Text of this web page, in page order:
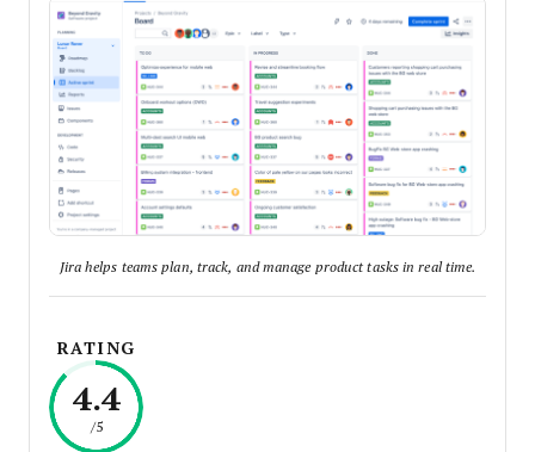
Jira helps teams plan, track, and manage product tasks in real time.
RATING
4.4
/5